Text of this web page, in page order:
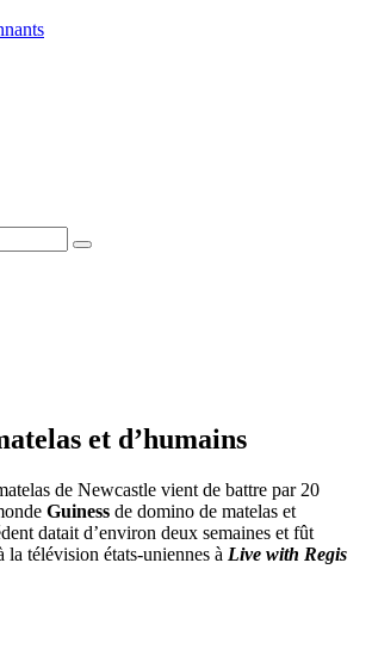
Rechercher
et d’humains
de Newcastle vient de battre par 20
Guiness de domino de matelas et
datait d’environ deux semaines et fût
la télévision états-uniennes à Live with Regis